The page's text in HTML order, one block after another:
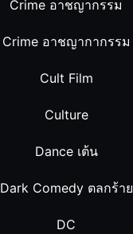
Crime อาชญากรรม
Crime อาชญากากรรม
Cult Film
Culture
Dance เต้น
Dark Comedy ตลกร้าย
DC